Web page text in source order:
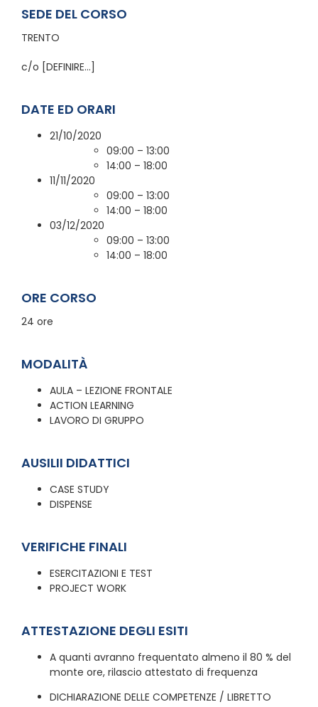
SEDE DEL CORSO
TRENTO
c/o [DEFINIRE…]
DATE ED ORARI
21/10/2020
09:00 – 13:00
14:00 – 18:00
11/11/2020
09:00 – 13:00
14:00 – 18:00
03/12/2020
09:00 – 13:00
14:00 – 18:00
ORE CORSO
24 ore
MODALITÀ
AULA – LEZIONE FRONTALE
ACTION LEARNING
LAVORO DI GRUPPO
AUSILII DIDATTICI
CASE STUDY
DISPENSE
VERIFICHE FINALI
ESERCITAZIONI E TEST
PROJECT WORK
ATTESTAZIONE DEGLI ESITI
A quanti avranno frequentato almeno il 80 % del
monte ore, rilascio attestato di frequenza
DICHIARAZIONE DELLE COMPETENZE / LIBRETTO